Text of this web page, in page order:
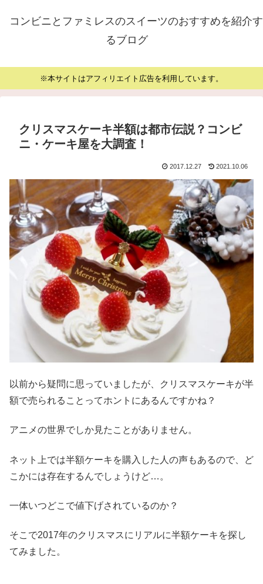
コンビニとファミレスのスイーツのおすすめを紹介す
るブログ
※本サイトはアフィリエイト広告を利用しています。
クリスマスケーキ半額は都市伝説？コンビ
ニ・ケーキ屋を大調査！
2017.12.27 2021.10.06
以前から疑問に思っていましたが、クリスマスケーキが半
額で売られることってホントにあるんですかね？
アニメの世界でしか見たことがありません。
ネット上では半額ケーキを購入した人の声もあるので、ど
こかには存在するんでしょうけど…。
一体いつどこで値下げされているのか？
そこで2017年のクリスマスにリアルに半額ケーキを探し
てみました。